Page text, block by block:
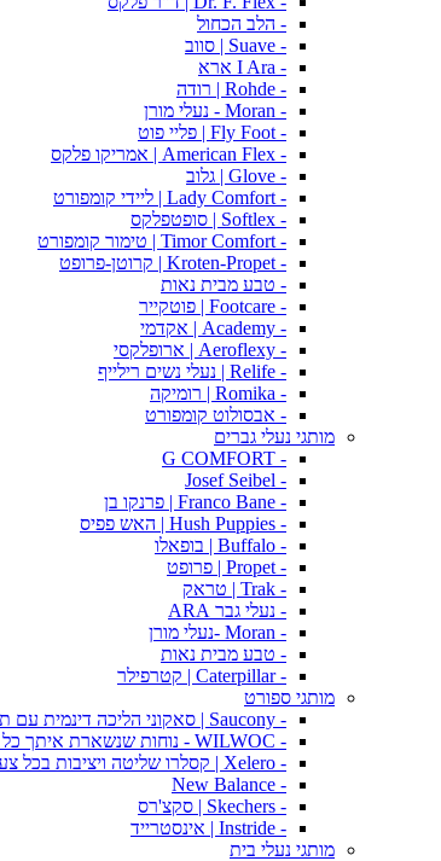
- הלב הכחול
- Suave | סווב
- I Ara ארא
- Rohde | רודה
- Moran - נעלי מורן
- Fly Foot | פליי פוט
- American Flex | אמריקו פלקס
- Glove | גלוב
- Lady Comfort | ליידי קומפורט
- Softlex | סופטפלקס
- Timor Comfort | טימור קומפורט
- Kroten-Propet | קרוטן-פרופט
- טבע מבית נאות
- Footcare | פוטקייר
- Academy | אקדמי
- Aeroflexy | ארופלקסי
- Relife | נעלי נשים רילייף
- Romika | רומיקה
- אבסולוט קומפורט
מותגי נעלי גברים
- G COMFORT
- Josef Seibel
- Franco Bane | פרנקו בן
- Hush Puppies | האש פפיס
- Buffalo | בופאלו
- Propet | פרופט
- Trak | טראק
- נעלי גבר ARA
- Moran -נעלי מורן
- טבע מבית נאות
- Caterpillar | קטרפילר
מותגי ספורט
- Saucony | סאקוני הליכה דינמית עם תמיכה נכונה
- WILWOC - נוחות שנשארת איתך כל היום
- Xelero | קסלרו שליטה ויציבות בכל צעד
- New Balance
- Skechers | סקצ'רס
- Instride | אינסטרייד
מותגי נעלי בית